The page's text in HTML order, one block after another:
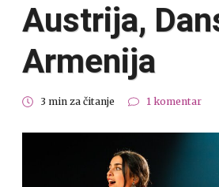
Austrija,
Armenija
3 min za čitanje 1 komentar